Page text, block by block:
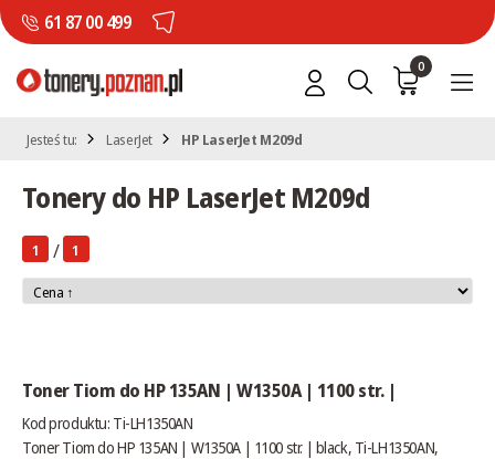
61 87 00 499
0
Jesteś tu: LaserJet HP LaserJet M209d
Tonery do HP LaserJet M209d
1 / 1
Toner Tiom do HP 135AN | W1350A | 1100 str. |
Kod produktu: Ti-LH1350AN
Toner Tiom do HP 135AN | W1350A | 1100 str. | black, Ti-LH1350AN,